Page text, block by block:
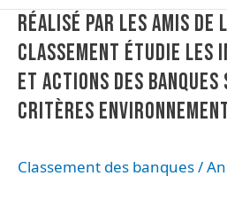
RÉALISÉ PAR LES AMIS DE
CLASSEMENT ÉTUDIE LES
ET ACTIONS DES BANQUES
CRITÈRES
Classement des banques/
Réalisé
par
les
Amis
de
ce